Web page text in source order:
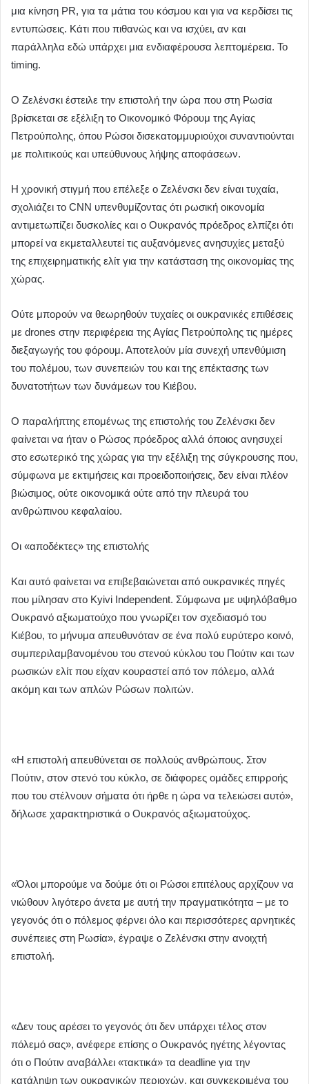
μια κίνηση PR, για τα μάτια του κόσμου και για να κερδίσει τις
εντυπώσεις. Κάτι που πιθανώς και να ισχύει, αν και
παράλληλα εδώ υπάρχει μια ενδιαφέρουσα λεπτομέρεια. Το
timing.
Ο Ζελένσκι έστειλε την επιστολή την ώρα που στη Ρωσία
βρίσκεται σε εξέλιξη το Οικονομικό Φόρουμ της Αγίας
Πετρούπολης, όπου Ρώσοι δισεκατομμυριούχοι συναντιούνται
με πολιτικούς και υπεύθυνους λήψης αποφάσεων.
Η χρονική στιγμή που επέλεξε ο Ζελένσκι δεν είναι τυχαία,
σχολιάζει το CNN υπενθυμίζοντας ότι ρωσική οικονομία
αντιμετωπίζει δυσκολίες και ο Ουκρανός πρόεδρος ελπίζει ότι
μπορεί να εκμεταλλευτεί τις αυξανόμενες ανησυχίες μεταξύ
της επιχειρηματικής ελίτ για την κατάσταση της οικονομίας της
χώρας.
Ούτε μπορούν να θεωρηθούν τυχαίες οι ουκρανικές επιθέσεις
με drones στην περιφέρεια της Αγίας Πετρούπολης τις ημέρες
διεξαγωγής του φόρουμ. Αποτελούν μία συνεχή υπενθύμιση
του πολέμου, των συνεπειών του και της επέκτασης των
δυνατοτήτων των δυνάμεων του Κιέβου.
Ο παραλήπτης επομένως της επιστολής του Ζελένσκι δεν
φαίνεται να ήταν ο Ρώσος πρόεδρος αλλά όποιος ανησυχεί
στο εσωτερικό της χώρας για την εξέλιξη της σύγκρουσης που,
σύμφωνα με εκτιμήσεις και προειδοποιήσεις, δεν είναι πλέον
βιώσιμος, ούτε οικονομικά ούτε από την πλευρά του
ανθρώπινου κεφαλαίου.
Οι «αποδέκτες» της επιστολής
Και αυτό φαίνεται να επιβεβαιώνεται από ουκρανικές πηγές
που μίλησαν στο Kyivi Independent. Σύμφωνα με υψηλόβαθμο
Ουκρανό αξιωματούχο που γνωρίζει τον σχεδιασμό του
Κιέβου, το μήνυμα απευθυνόταν σε ένα πολύ ευρύτερο κοινό,
συμπεριλαμβανομένου του στενού κύκλου του Πούτιν και των
ρωσικών ελίτ που είχαν κουραστεί από τον πόλεμο, αλλά
ακόμη και των απλών Ρώσων πολιτών.
«Η επιστολή απευθύνεται σε πολλούς ανθρώπους. Στον
Πούτιν, στον στενό του κύκλο, σε διάφορες ομάδες επιρροής
που του στέλνουν σήματα ότι ήρθε η ώρα να τελειώσει αυτό»,
δήλωσε χαρακτηριστικά ο Ουκρανός αξιωματούχος.
«Όλοι μπορούμε να δούμε ότι οι Ρώσοι επιτέλους αρχίζουν να
νιώθουν λιγότερο άνετα με αυτή την πραγματικότητα – με το
γεγονός ότι ο πόλεμος φέρνει όλο και περισσότερες αρνητικές
συνέπειες στη Ρωσία», έγραψε ο Ζελένσκι στην ανοιχτή
επιστολή.
«Δεν τους αρέσει το γεγονός ότι δεν υπάρχει τέλος στον
πόλεμό σας», ανέφερε επίσης ο Ουκρανός ηγέτης λέγοντας
ότι ο Πούτιν αναβάλλει «τακτικά» τα deadline για την
κατάληψη των ουκρανικών περιοχών, και συγκεκριμένα του